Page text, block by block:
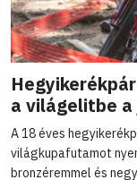
a világelitbe
A 18 éves
világkupafutamot
bronzéremmel és